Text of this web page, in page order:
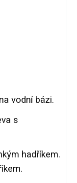
vodní bázi.
s
hadříkem.